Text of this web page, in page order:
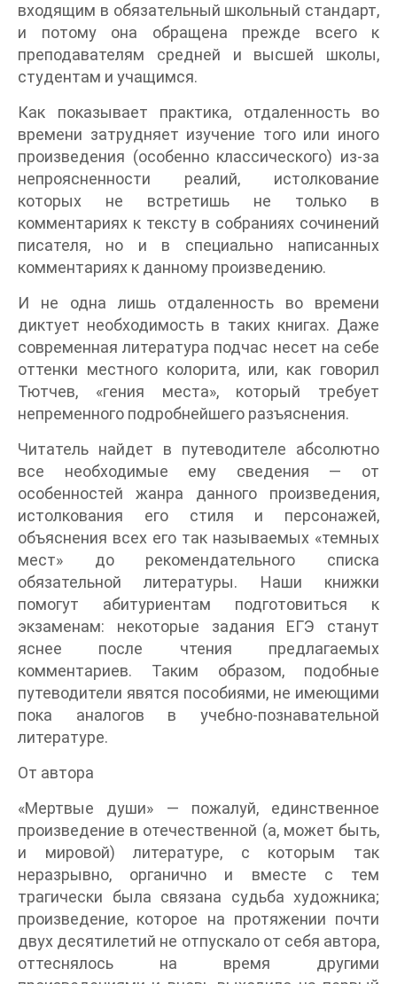
входящим в обязательный школьный стандарт,
и потому она обращена прежде всего к
преподавателям средней и высшей школы,
студентам и учащимся.
Как показывает практика, отдаленность во
времени затрудняет изучение того или иного
произведения (особенно классического) из-за
непроясненности реалий, истолкование
которых не встретишь не только в
комментариях к тексту в собраниях сочинений
писателя, но и в специально написанных
комментариях к данному произведению.
И не одна лишь отдаленность во времени
диктует необходимость в таких книгах. Даже
современная литература подчас несет на себе
оттенки местного колорита, или, как говорил
Тютчев, «гения места», который требует
непременного подробнейшего разъяснения.
Читатель найдет в путеводителе абсолютно
все необходимые ему сведения — от
особенностей жанра данного произведения,
истолкования его стиля и персонажей,
объяснения всех его так называемых «темных
мест» до рекомендательного списка
обязательной литературы. Наши книжки
помогут абитуриентам подготовиться к
экзаменам: некоторые задания ЕГЭ станут
яснее после чтения предлагаемых
комментариев. Таким образом, подобные
путеводители явятся пособиями, не имеющими
пока аналогов в учебно-познавательной
литературе.
От автора
«Мертвые души» — пожалуй, единственное
произведение в отечественной (а, может быть,
и мировой) литературе, с которым так
неразрывно, органично и вместе с тем
трагически была связана судьба художника;
произведение, которое на протяжении почти
двух десятилетий не отпускало от себя автора,
оттеснялось на время другими